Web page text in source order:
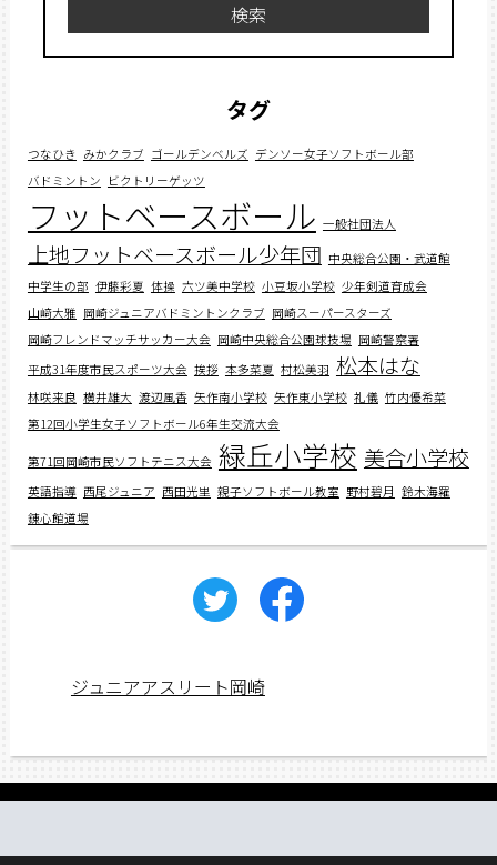
検索
タグ
つなひき みかクラブ ゴールデンベルズ デンソー女子ソフトボール部
バドミントン ビクトリーゲッツ
フットベースボール 一般社団法人
上地フットベースボール少年団 中央総合公園・武道館
中学生の部 伊藤彩夏 体操 六ツ美中学校 小豆坂小学校 少年剣道育成会
山﨑大雅 岡崎ジュニアバドミントンクラブ 岡崎スーパースターズ
岡崎フレンドマッチサッカー大会 岡崎中央総合公園球技場 岡崎警察署
平成31年度市民スポーツ大会 挨拶 本多菜夏 村松美羽 松本はな
林咲来良 横井雄大 渡辺風香 矢作南小学校 矢作東小学校 礼儀 竹内優希菜
第12回小学生女子ソフトボール6年生交流大会
第71回岡崎市民ソフトテニス大会 緑丘小学校 美合小学校
英語指導 西尾ジュニア 西田光里 親子ソフトボール教室 野村碧月 鈴木海羅
錬心館道場
ジュニアアスリート岡崎